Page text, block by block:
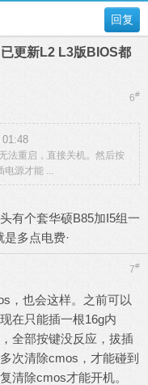
回复
更新L2 L3版BIOS都
6#
01:48
法重启，直接关机。然后按
电源才能 ...
有个套华硕B85加I5组一
是多点电费·
7#
，也会这样。之前可以
在只能插一根16g内
全部按键没反应，拔插
次清除cmos，才能碰到
清除cmos才能开机。